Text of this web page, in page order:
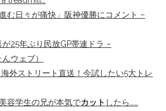
む日々が痛快」阪神優勝にコメント –
が25年ぶり民放GP帯連ドラ –
ウェブ）
外ストリート直送！今試したい5大トレ
容学生の兄が本気でカット したら……